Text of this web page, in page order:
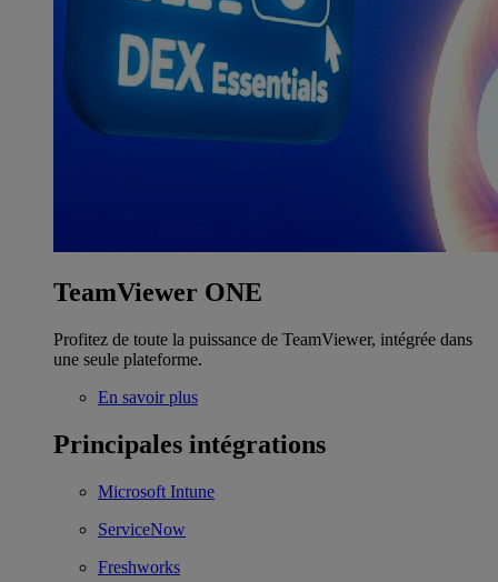
TeamViewer ONE
Profitez de toute la puissance de TeamViewer, intégrée dans
une seule plateforme.
En savoir plus
Principales intégrations
Microsoft Intune
ServiceNow
Freshworks